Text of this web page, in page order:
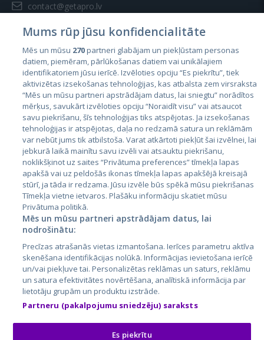
contact@getapro.lv
Страны
Эстония
Латвия
Литва
City24.lv
City24.ee
GetaPro.lv
GetaPro.ee
Skelbiu.lt
Autoplius.lt
Aruodas.lt
CVbankas.lt
Kainos.lt
Paslaugos.lt
auto24.ee
Osta.ee
KuldneBörs.ee
Mums rūp jūsu konfidencialitāte
Mēs un mūsu 270partneri glabājam un piekļūstam personas
datiem, piemēram, pārlūkošanas datiem vai unikālajiem
identifikatoriem jūsu ierīcē. Izvēloties opciju “Es piekrītu”, tiek
aktivizētas izsekošanas tehnoloģijas, kas atbalsta zem virsraksta
“Mēs un mūsu partneri apstrādājam datus, lai sniegtu” norādītos
mērķus, savukārt izvēloties opciju “Noraidīt visu” vai atsaucot
savu piekrišanu, šīs tehnoloģijas tiks atspējotas. Ja izsekošanas
tehnoloģijas ir atspējotas, daļa no redzamā satura un reklāmām
var nebūt jums tik atbilstoša. Varat atkārtoti piekļūt šai izvēlnei, lai
jebkurā laikā mainītu savu izvēli vai atsauktu piekrišanu,
noklikšķinot uz saites “Privātuma preferences” tīmekļa lapas
apakšā vai uz peldošās ikonas tīmekļa lapas apakšējā kreisajā
stūrī, ja tāda ir redzama. Jūsu izvēle būs spēkā mūsu piekrišanas
Tīmekļa vietne ietvaros. Plašāku informāciju skatiet mūsu
Privātuma politikā.
Mēs un mūsu partneri apstrādājam datus, lai
nodrošinātu:
Precīzas atrašanās vietas izmantošana. Ierīces parametru aktīva
skenēšana identifikācijas nolūkā. Informācijas ievietošana ierīcē
un/vai piekļuve tai. Personalizētas reklāmas un saturs, reklāmu
un satura efektivitātes novērtēšana, analītiskā informācija par
lietotāju grupām un produktu izstrāde.
Partneru (pakalpojumu sniedzēju) saraksts
Es piekrītu